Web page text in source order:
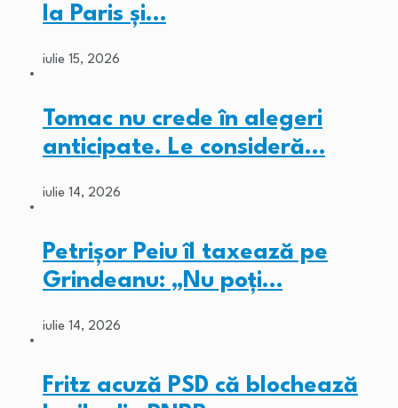
la Paris și…
iulie 15, 2026
Tomac nu crede în alegeri
anticipate. Le consideră…
iulie 14, 2026
Petrișor Peiu îl taxează pe
Grindeanu: „Nu poți…
iulie 14, 2026
Fritz acuză PSD că blochează